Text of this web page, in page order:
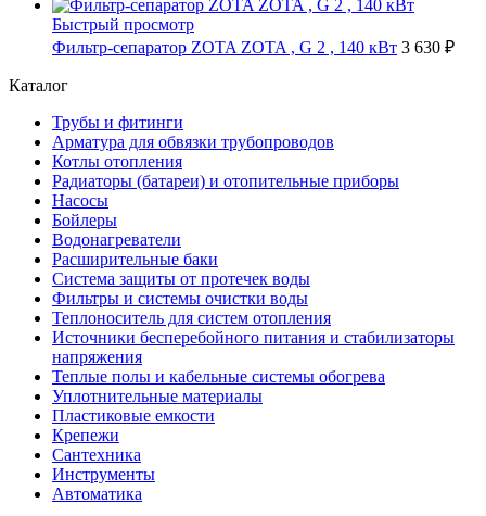
Быстрый просмотр
Фильтр-сепаратор ZOTA ZOTA , G 2 , 140 кВт 3 630 ₽
Каталог
Трубы и фитинги
Арматура для обвязки трубопроводов
Котлы отопления
Радиаторы (батареи) и отопительные приборы
Насосы
Бойлеры
Водонагреватели
Расширительные баки
Система защиты от протечек воды
Фильтры и системы очистки воды
Теплоноситель для систем отопления
Источники бесперебойного питания и стабилизаторы
напряжения
Теплые полы и кабельные системы обогрева
Уплотнительные материалы
Пластиковые емкости
Крепежи
Сантехника
Инструменты
Автоматика